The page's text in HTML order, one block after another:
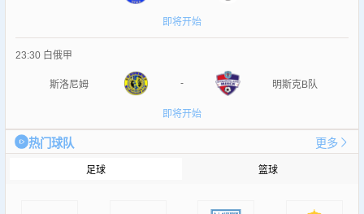
即将开始
23:30 白俄甲
斯洛尼姆 - 明斯克B队
即将开始
热门球队 更多
足球 篮球